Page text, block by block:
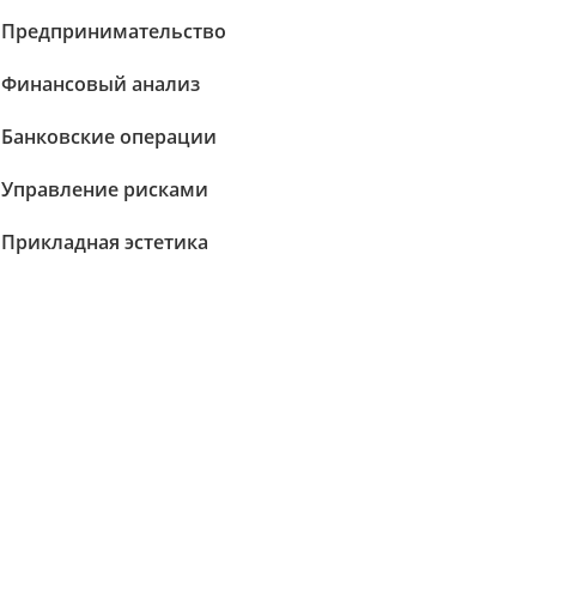
Предпринимательство
Финансовый анализ
Банковские операции
Управление рисками
Прикладная эстетика